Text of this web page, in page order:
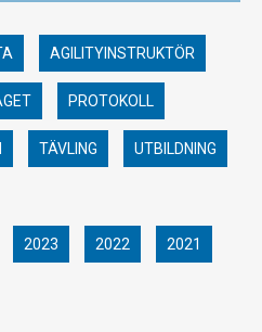
AGILITYINSTRUKTÖR
PROTOKOLL
TÄVLING UTBILDNING
2023 2022 2021